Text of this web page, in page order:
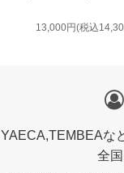
13,000円(税込
YAECA,TEMBEAな
全